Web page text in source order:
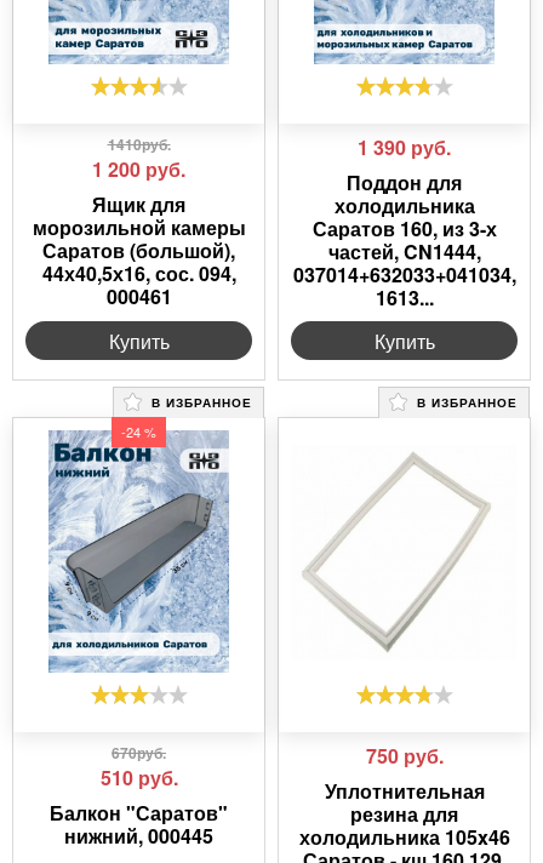
1410руб.
1 200 руб.
Ящик для
морозильной камеры
Саратов (большой),
44х40,5х16, сос. 094,
000461
Купить
1 390 руб.
Поддон для
холодильника
Саратов 160, из 3-х
частей, CN1444,
037014+632033+041034,
1613...
Купить
В ИЗБРАННОЕ
-24 %
670руб.
510 руб.
Балкон "Саратов"
нижний, 000445
В ИЗБРАННОЕ
750 руб.
Уплотнительная
резина для
холодильника 105x46